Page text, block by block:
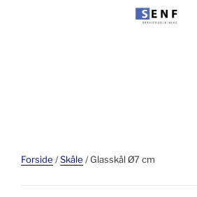
Forside /Skåle / Glasskål Ø7 cm